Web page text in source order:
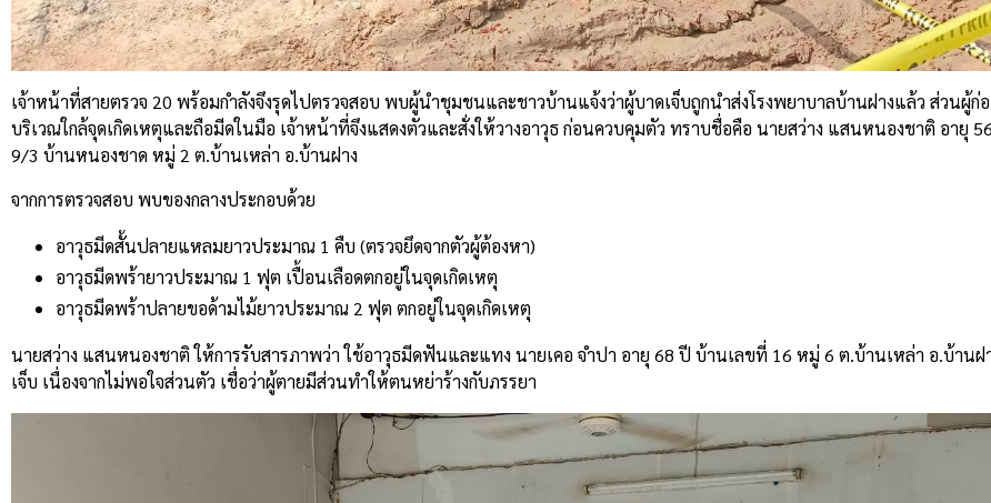
เจ้าหน้าที่สายตรวจ 20 พร้อมกำลังจึงรุดไปตรวจสอบ พบผู้นำชุมชนและชาวบ้านแจ้งว่าผู้บาดเจ็บถูกนำส่งโรงพยาบาลบ้านฝางแล้ว ส่วนผู้ก่
บริเวณใกล้จุดเกิดเหตุและถือมีดในมือ เจ้าหน้าที่จึงแสดงตัวและสั่งให้วางอาวุธ ก่อนควบคุมตัว ทราบชื่อคือ นายสว่าง แสนหนองชาติ อายุ
9/3 บ้านหนองชาด หมู่ 2 ต.บ้านเหล่า อ.บ้านฝาง
จากการตรวจสอบ พบของกลางประกอบด้วย
อาวุธมีดสั้นปลายแหลมยาวประมาณ 1 คืบ (ตรวจยึดจากตัวผู้ต้องหา)
อาวุธมีดพร้ายาวประมาณ 1 ฟุต เปื้อนเลือดตกอยู่ในจุดเกิดเหตุ
อาวุธมีดพร้าปลายขอด้ามไม้ยาวประมาณ 2 ฟุต ตกอยู่ในจุดเกิดเหตุ
นายสว่าง แสนหนองชาติ ให้การรับสารภาพว่า ใช้อาวุธมีดฟันและแทง นายเคอ จำปา อายุ 68 ปี บ้านเลขที่ 16 หมู่ 6 ต.บ้านเหล่า อ.บ้านฝ
เจ็บ เนื่องจากไม่พอใจส่วนตัว เชื่อว่าผู้ตายมีส่วนทำให้ตนหย่าร้างกับภรรยา